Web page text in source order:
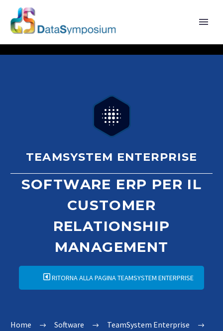


TEAMSYSTEM ENTERPRISE
SOFTWARE ERP PER IL
CUSTOMER
RELATIONSHIP
MANAGEMENT
RITORNA ALLA PAGINA TEAMSYSTEM ENTERPRISE
Home Software
TeamSystem Enterprise